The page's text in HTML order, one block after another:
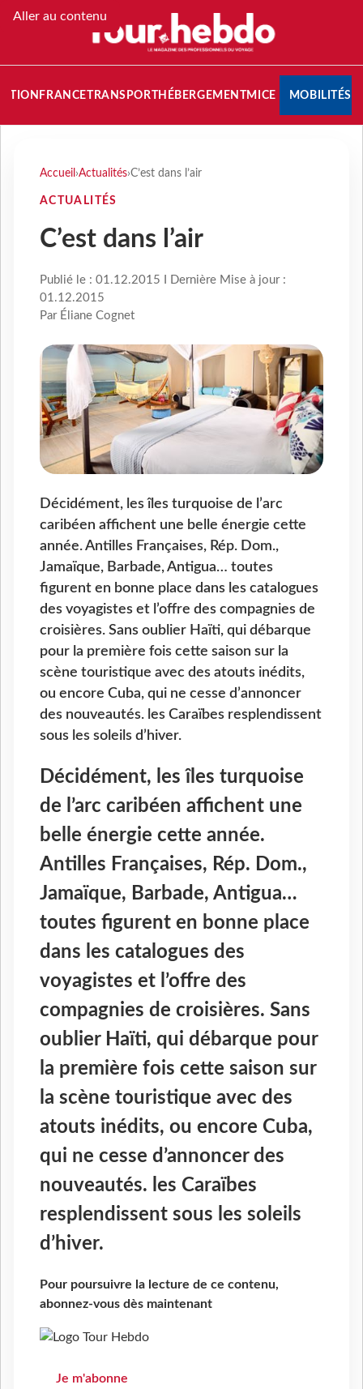
Aller au contenu
FRANCETRANSPORT HÉBERGEMENTMICE MOBILITÉS
Accueil ›Actualités›C’est dans l’air
ACTUALITÉS
C’est dans l’air
Publié le : 01.12.2015 I Dernière Mise à jour :
01.12.2015
Par Éliane Cognet
Décidément, les îles turquoise de l’arc
caribéen affichent une belle énergie cette
année. Antilles Françaises, Rép. Dom.,
Jamaïque, Barbade, Antigua… toutes
figurent en bonne place dans les catalogues
des voyagistes et l’offre des compagnies de
croisières. Sans oublier Haïti, qui débarque
pour la première fois cette saison sur la
scène touristique avec des atouts inédits,
ou encore Cuba, qui ne cesse d’annoncer
des nouveautés. les Caraïbes resplendissent
sous les soleils d’hiver.
Décidément, les îles turquoise
de l’arc caribéen affichent une
belle énergie cette année.
Antilles Françaises, Rép. Dom.,
Jamaïque, Barbade, Antigua…
toutes figurent en bonne place
dans les catalogues des
voyagistes et l’offre des
compagnies de croisières. Sans
oublier Haïti, qui débarque pour
la première fois cette saison sur
la scène touristique avec des
atouts inédits, ou encore Cuba,
qui ne cesse d’annoncer des
nouveautés. les Caraïbes
resplendissent sous les soleils
d’hiver.
Pour poursuivre la lecture de ce contenu,
abonnez-vous dès maintenant
Je m'abonne